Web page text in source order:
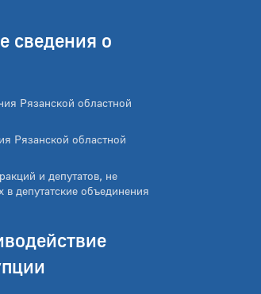
сведения о
Рязанской областной
Рязанской областной
и депутатов, не
депутатские объединения